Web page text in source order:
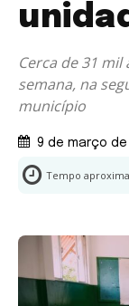
Cerca de 31
semana, na
município
9 de março de
Tempo